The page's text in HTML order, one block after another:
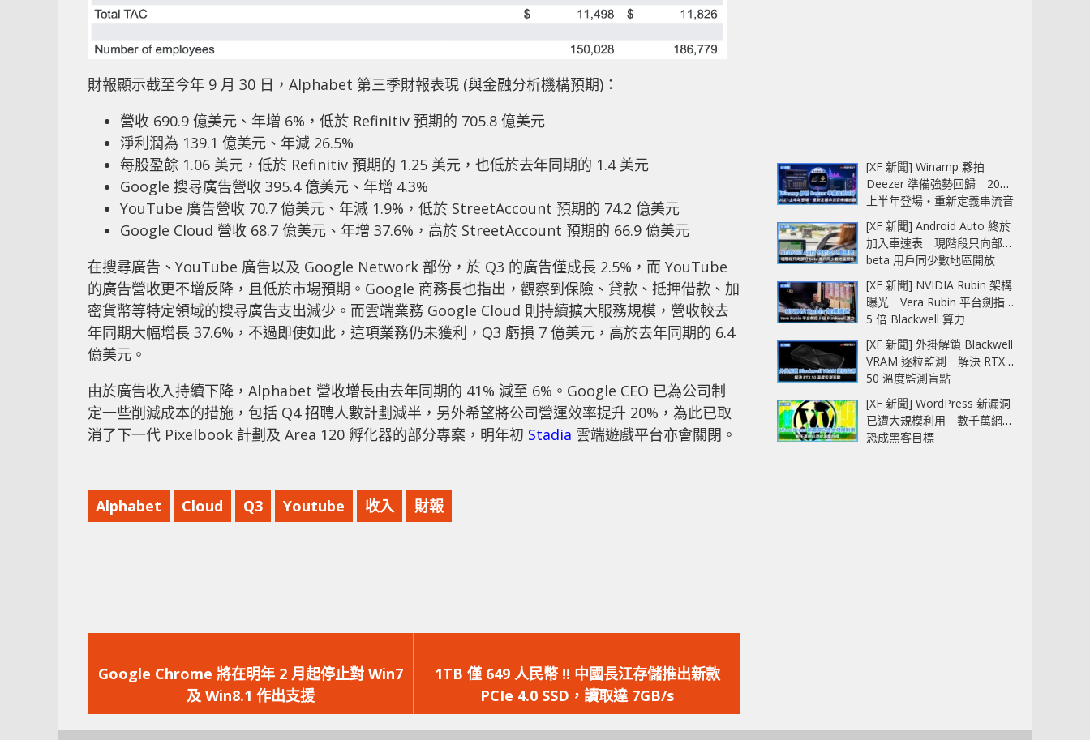
財報顯示截至今年 9 月 30 日，Alphabet 第三季財報表現 (與金融分析機構預期)：
營收 690.9 億美元、年增 6%，低於 Refinitiv 預期的 705.8 億美元
淨利潤為 139.1 億美元、年減 26.5%
每股盈餘 1.06 美元，低於 Refinitiv 預期的 1.25 美元，也低於去年同期的 1.4 美元
Google 搜尋廣告營收 395.4 億美元、年增 4.3%
YouTube 廣告營收 70.7 億美元、年減 1.9%，低於 StreetAccount 預期的 74.2 億美元
Google Cloud 營收 68.7 億美元、年增 37.6%，高於 StreetAccount 預期的 66.9 億美元
在搜尋廣告、YouTube 廣告以及 Google Network 部份，於 Q3 的廣告僅成長 2.5%，而 YouTube
的廣告營收更不增反降，且低於市場預期。Google 商務長也指出，觀察到保險、貸款、抵押借款、加
密貨幣等特定領域的搜尋廣告支出減少。而雲端業務 Google Cloud 則持續擴大服務規模，營收較去
年同期大幅增長 37.6%，不過即使如此，這項業務仍未獲利，Q3 虧損 7 億美元，高於去年同期的 6.4
億美元。
由於廣告收入持續下降，Alphabet 營收增長由去年同期的 41% 減至 6%。Google CEO 已為公司制
定一些削減成本的措施，包括 Q4 招聘人數計劃減半，另外希望將公司營運效率提升 20%，為此已取
消了下一代 Pixelbook 計劃及 Area 120 孵化器的部分專案，明年初 Stadia 雲端遊戲平台亦會關閉。
Alphabet Cloud Q3 Youtube 收入 財報
一
篇
文
Google Chrome 將在明年 2 月起停止對 Win7
及 Win8.1 作出支援
一
篇
文
1TB 僅 649 人民幣 !! 中國長江存儲推出新款
PCIe 4.0 SSD，讀取達 7GB/s
[XF 新聞] Winamp 夥拍
Deezer 準備強勢回歸 2027
上半年登場‧重新定義串流音
樂播放器
[XF 新聞] Android Auto 終於
加入車速表 現階段只向部分
beta 用戶同少數地區開放
[XF 新聞] NVIDIA Rubin 架構
曝光 Vera Rubin 平台劍指
5 倍 Blackwell 算力
[XF 新聞] 外掛解鎖 Blackwell
VRAM 逐粒監測 解決 RTX
50 溫度監測盲點
[XF 新聞] WordPress 新漏洞
已遭大規模利用 數千萬網站
恐成黑客目標